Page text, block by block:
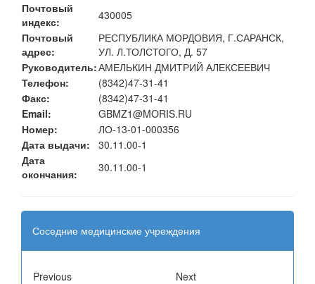
Почтовый
индекс:
430005
Почтовый
адрес:
РЕСПУБЛИКА МОРДОВИЯ, Г.САРАНСК,
УЛ. Л.ТОЛСТОГО, Д. 57
Руководитель:АМЕЛЬКИН ДМИТРИЙ АЛЕКСЕЕВИЧ
Телефон:
(8342)47-31-41
Факс:
(8342)47-31-41
Email:
GBMZ1@MORIS.RU
Номер:
ЛО-13-01-000356
Дата выдачи:
30.11.00-1
Дата
окончания:
30.11.00-1
Соседние медицинские учреждения
Previous
Next